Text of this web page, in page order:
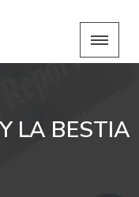
LA BESTIA